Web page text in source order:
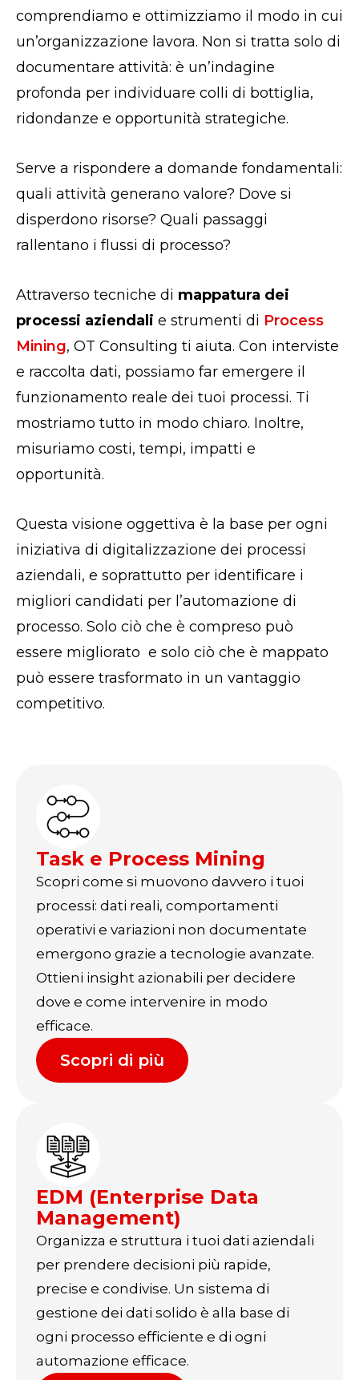
comprendiamo e ottimizziamo il modo in cui
un’organizzazione lavora. Non si tratta solo di
documentare attività: è un’indagine
profonda per individuare colli di bottiglia,
ridondanze e opportunità strategiche.
Serve a rispondere a domande fondamentali:
quali attività generano valore? Dove si
disperdono risorse? Quali passaggi
rallentano i flussi di processo?
Attraverso tecniche di mappatura dei
processi aziendali e strumenti di Process
Mining, OT Consulting ti aiuta. Con interviste
e raccolta dati, possiamo far emergere il
funzionamento reale dei tuoi processi. Ti
mostriamo tutto in modo chiaro. Inoltre,
misuriamo costi, tempi, impatti e
opportunità.
Questa visione oggettiva è la base per ogni
iniziativa di digitalizzazione dei processi
aziendali, e soprattutto per identificare i
migliori candidati per l’automazione di
processo. Solo ciò che è compreso può
essere migliorato e solo ciò che è mappato
può essere trasformato in un vantaggio
competitivo.
Task e Process Mining
Scopri come si muovono davvero i tuoi
processi: dati reali, comportamenti
operativi e variazioni non documentate
emergono grazie a tecnologie avanzate.
Ottieni insight azionabili per decidere
dove e come intervenire in modo
efficace.
Scopri di più
EDM (Enterprise Data
Management)
Organizza e struttura i tuoi dati aziendali
per prendere decisioni più rapide,
precise e condivise. Un sistema di
gestione dei dati solido è alla base di
ogni processo efficiente e di ogni
automazione efficace.